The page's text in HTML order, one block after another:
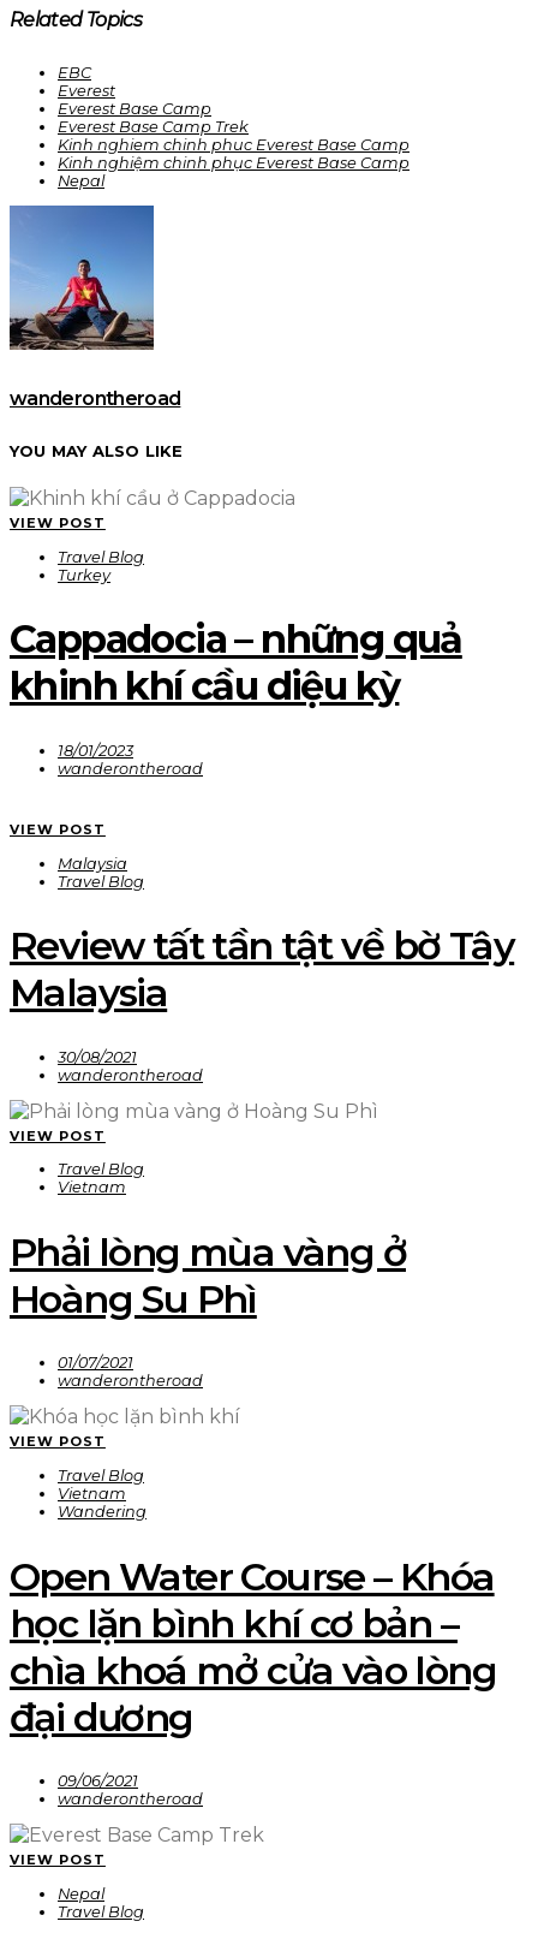
Related Topics
EBC
Everest
Everest Base Camp
Everest Base Camp Trek
Kinh nghiem chinh phuc Everest Base Camp
Kinh nghiệm chinh phục Everest Base Camp
Nepal
wanderontheroad
YOU MAY ALSO LIKE
VIEW POST
Travel Blog
Turkey
Cappadocia – những quả
khinh khí cầu diệu kỳ
18/01/2023
wanderontheroad
VIEW POST
Malaysia
Travel Blog
Review tất tần tật về bờ Tây
Malaysia
30/08/2021
wanderontheroad
VIEW POST
Travel Blog
Vietnam
Phải lòng mùa vàng ở
Hoàng Su Phì
01/07/2021
wanderontheroad
VIEW POST
Travel Blog
Vietnam
Wandering
Open Water Course – Khóa
học lặn bình khí cơ bản –
chìa khoá mở cửa vào lòng
đại dương
09/06/2021
wanderontheroad
VIEW POST
Nepal
Travel Blog